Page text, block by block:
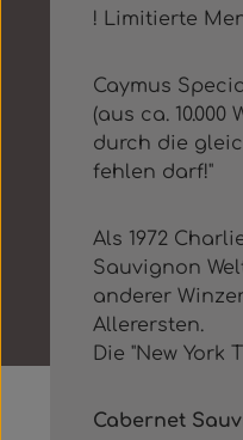
! Limitierte
Caymus
(aus ca.
durch die
fehlen darf!"
Als 1972
Sauvignon
anderer
Allerersten.
Die "New
Cabernet